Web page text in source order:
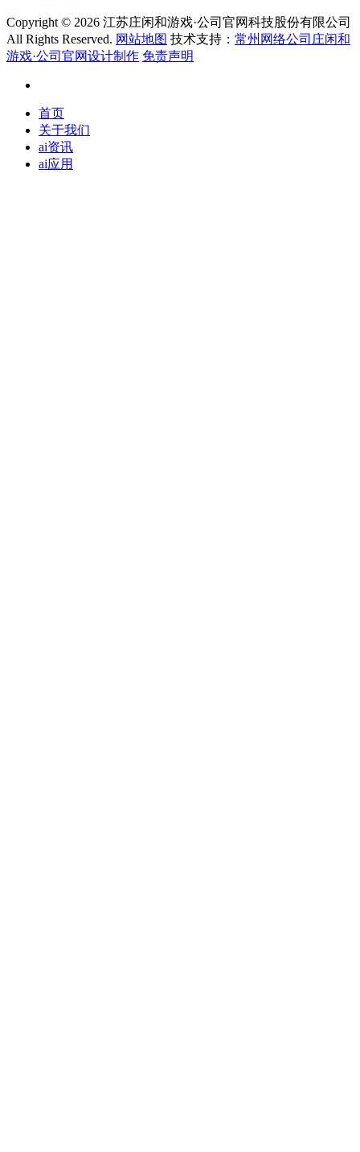
Copyright © 2026 江苏庄闲和游戏·公司官网科技股份有限公司
All Rights Reserved. 网站地图 技术支持： 常州网络公司庄闲和
游戏·公司官网设计制作 免责声明
首页
关于我们
ai资讯
ai应用